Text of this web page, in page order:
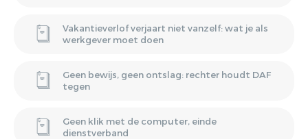
Vakantieverlof verjaart niet vanzelf: wat je als
werkgever moet doen
Geen bewijs, geen ontslag: rechter houdt DAF
tegen
Geen klik met de computer, einde
dienstverband